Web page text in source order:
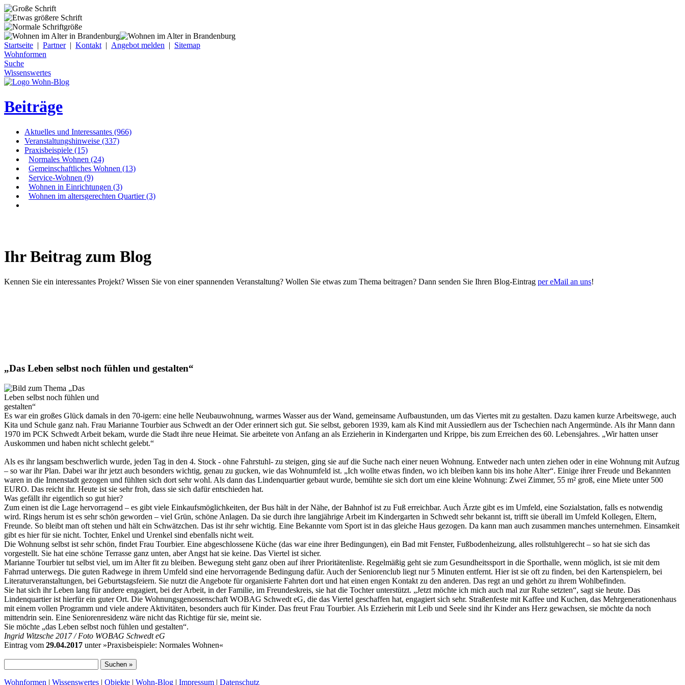
Startseite | Partner| Kontakt | Angebot melden | Sitemap
Wohnformen
Suche
Wissenswertes
Beiträge
Aktuelles und Interessantes (966)
Veranstaltungshinweise (337)
Praxisbeispiele (15)
Normales Wohnen (24)
Gemeinschaftliches Wohnen (13)
Service-Wohnen (9)
Wohnen in Einrichtungen (3)
Wohnen im altersgerechten Quartier (3)
Ihr Beitrag zum Blog
Kennen Sie ein interessantes Projekt? Wissen Sie von einer spannenden Veranstaltung? Wollen Sie etwas zum Thema beitragen? Dann senden Sie Ihren Blog-Eintrag per eMail an uns!
„Das Leben selbst noch fühlen und gestalten“
Es war ein großes Glück damals in den 70-igern: eine helle Neubauwohnung, warmes Wasser aus der Wand, gemeinsame Aufbaustunden, um das Viertes mit zu gestalten. Dazu kamen kurze Arbeitswege, auch
Kita und Schule ganz nah. Frau Marianne Tourbier aus Schwedt an der Oder erinnert sich gut. Sie selbst, geboren 1939, kam als Kind mit Aussiedlern aus der Tschechien nach Angermünde. Als ihr Mann dann
1970 im PCK Schwedt Arbeit bekam, wurde die Stadt ihre neue Heimat. Sie arbeitete von Anfang an als Erzieherin in Kindergarten und Krippe, bis zum Erreichen des 60. Lebensjahres. „Wir hatten unser
Auskommen und haben nicht schlecht gelebt.“
Als es ihr langsam beschwerlich wurde, jeden Tag in den 4. Stock - ohne Fahrstuhl- zu steigen, ging sie auf die Suche nach einer neuen Wohnung. Entweder nach unten ziehen oder in eine Wohnung mit Aufzug
– so war ihr Plan. Dabei war ihr jetzt auch besonders wichtig, genau zu gucken, wie das Wohnumfeld ist. „Ich wollte etwas finden, wo ich bleiben kann bis ins hohe Alter“. Einige ihrer Freude und Bekannten
waren in die Innenstadt gezogen und fühlten sich dort sehr wohl. Als dann das Lindenquartier gebaut wurde, bemühte sie sich dort um eine kleine Wohnung: Zwei Zimmer, 55 m² groß, eine Miete unter 500
EURO. Das reicht ihr. Heute ist sie sehr froh, dass sie sich dafür entschieden hat.
Was gefällt ihr eigentlich so gut hier?
Zum einen ist die Lage hervorragend – es gibt viele Einkaufsmöglichkeiten, der Bus hält in der Nähe, der Bahnhof ist zu Fuß erreichbar. Auch Ärzte gibt es im Umfeld, eine Sozialstation, falls es notwendig
wird. Rings herum ist es sehr schön geworden – viel Grün, schöne Anlagen. Da sie durch ihre langjährige Arbeit im Kindergarten in Schwedt sehr bekannt ist, trifft sie überall im Umfeld Kollegen, Eltern,
Freunde. So bleibt man oft stehen und hält ein Schwätzchen. Das ist ihr sehr wichtig. Eine Bekannte vom Sport ist in das gleiche Haus gezogen. Da kann man auch zusammen manches unternehmen. Einsamkeit
gibt es hier für sie nicht. Tochter, Enkel und Urenkel sind ebenfalls nicht weit.
Die Wohnung selbst ist sehr schön, findet Frau Tourbier. Eine abgeschlossene Küche (das war eine ihrer Bedingungen), ein Bad mit Fenster, Fußbodenheizung, alles rollstuhlgerecht – so hat sie sich das
vorgestellt. Sie hat eine schöne Terrasse ganz unten, aber Angst hat sie keine. Das Viertel ist sicher.
Marianne Tourbier tut selbst viel, um im Alter fit zu bleiben. Bewegung steht ganz oben auf ihrer Prioritätenliste. Regelmäßig geht sie zum Gesundheitssport in die Sporthalle, wenn möglich, ist sie mit dem
Fahrrad unterwegs. Die guten Radwege in ihrem Umfeld sind eine hervorragende Bedingung dafür. Auch der Seniorenclub liegt nur 5 Minuten entfernt. Hier ist sie oft zu finden, bei den Kartenspielern, bei
Literaturveranstaltungen, bei Geburtstagsfeiern. Sie nutzt die Angebote für organisierte Fahrten dort und hat einen engen Kontakt zu den anderen. Das regt an und gehört zu ihrem Wohlbefinden.
Sie hat sich ihr Leben lang für andere engagiert, bei der Arbeit, in der Familie, im Freundeskreis, sie hat die Tochter unterstützt. „Jetzt möchte ich mich auch mal zur Ruhe setzten“, sagt sie heute. Das
Lindenquartier ist hierfür ein guter Ort. Die Wohnungsgenossenschaft WOBAG Schwedt eG, die das Viertel geschaffen hat, engagiert sich sehr. Straßenfeste mit Kaffee und Kuchen, das Mehrgenerationenhaus
mit einem vollen Programm und viele andere Aktivitäten, besonders auch für Kinder. Das freut Frau Tourbier. Als Erzieherin mit Leib und Seele sind ihr Kinder ans Herz gewachsen, sie möchte da noch
mittendrin sein. Eine Seniorenresidenz wäre nicht das Richtige für sie, meint sie.
Sie möchte „das Leben selbst noch fühlen und gestalten“.
Ingrid Witzsche 2017 / Foto WOBAG Schwedt eG
Eintrag vom 29.04.2017 unter »Praxisbeispiele: Normales Wohnen«
Wohnformen | Wissenswertes | Objekte | Wohn-Blog | Impressum | Datenschutz